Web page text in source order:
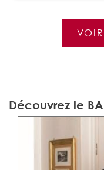
VOIR
Découvrez le